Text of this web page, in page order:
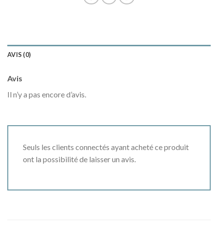
AVIS (0)
Avis
Il n’y a pas encore d’avis.
Seuls les clients connectés ayant acheté ce produit
ont la possibilité de laisser un avis.